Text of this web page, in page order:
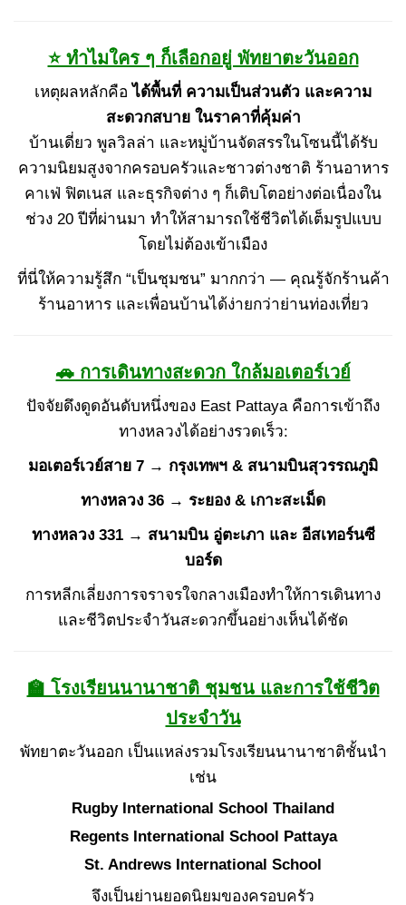
⭐ ทำไมใคร ๆ ก็เลือกอยู่ พัทยาตะวันออก
เหตุผลหลักคือได้พื้นที่ ความเป็นส่วนตัว และความ
สะดวกสบาย ในราคาที่คุ้มค่า
บ้านเดี่ยว พูลวิลล่า และหมู่บ้านจัดสรรในโซนนี้ได้รับ
ความนิยมสูงจากครอบครัวและชาวต่างชาติ ร้านอาหาร
คาเฟ่ ฟิตเนส และธุรกิจต่าง ๆ ก็เติบโตอย่างต่อเนื่องใน
ช่วง 20 ปีที่ผ่านมา ทำให้สามารถใช้ชีวิตได้เต็มรูปแบบ
โดยไม่ต้องเข้าเมือง
ที่นี่ให้ความรู้สึก “เป็นชุมชน” มากกว่า — คุณรู้จักร้านค้า
ร้านอาหาร และเพื่อนบ้านได้ง่ายกว่าย่านท่องเที่ยว
🚗 การเดินทางสะดวก ใกล้มอเตอร์เวย์
ปัจจัยดึงดูดอันดับหนึ่งของ East Pattaya คือการเข้าถึง
ทางหลวงได้อย่างรวดเร็ว:
มอเตอร์เวย์สาย 7 → กรุงเทพฯ & สนามบินสุวรรณภูมิ
ทางหลวง 36 → ระยอง & เกาะสะเม็ด
ทางหลวง 331 → สนามบิน อู่ตะเภา และ อีสเทอร์นซี
บอร์ด
การหลีกเลี่ยงการจราจรใจกลางเมืองทำให้การเดินทาง
และชีวิตประจำวันสะดวกขึ้นอย่างเห็นได้ชัด
🏫 โรงเรียนนานาชาติ ชุมชน และการใช้ชีวิต
ประจำวัน
พัทยาตะวันออก เป็นแหล่งรวมโรงเรียนนานาชาติชั้นนำ
เช่น
Rugby International School Thailand
Regents International School Pattaya
St. Andrews International School
จึงเป็นย่านยอดนิยมของครอบครัว